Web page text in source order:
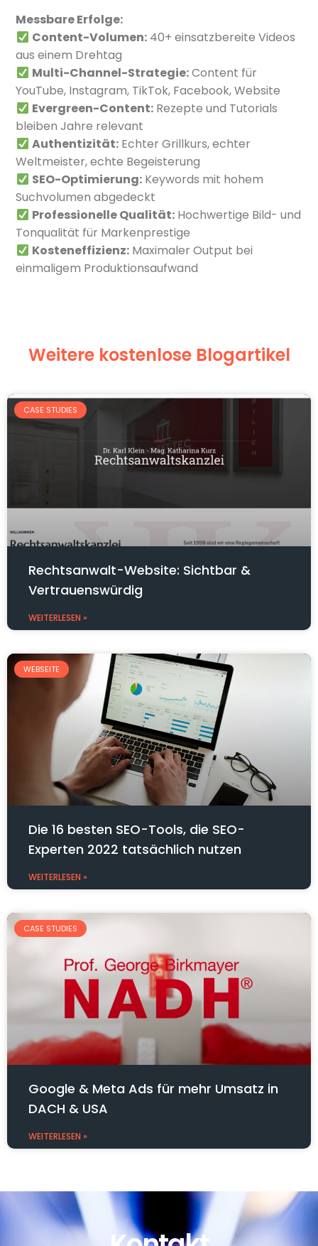
Messbare Erfolge:
Content-Volumen:40+ einsatzbereite Videos
aus einem Drehtag
Multi-Channel-Strategie:Content für
YouTube, Instagram, TikTok, Facebook, Website
Evergreen-Content:Rezepte und Tutorials
bleiben Jahre relevant
Authentizität:Echter Grillkurs, echter
Weltmeister, echte Begeisterung
SEO-Optimierung:Keywords mit hohem
Suchvolumen abgedeckt
Professionelle Qualität:Hochwertige Bild- und
Tonqualität für Markenprestige
Kosteneffizienz:Maximaler Output bei
einmaligem Produktionsaufwand
Weitere kostenlose Blogartikel
CASE STUDIES
Rechtsanwalt-Website: Sichtbar &
Vertrauenswürdig
WEITERLESEN »
WEBSEITE
Die 16 besten SEO-Tools, die SEO-
Experten 2022 tatsächlich nutzen
WEITERLESEN »
CASE STUDIES
Google & Meta Ads für mehr Umsatz in
DACH & USA
WEITERLESEN »